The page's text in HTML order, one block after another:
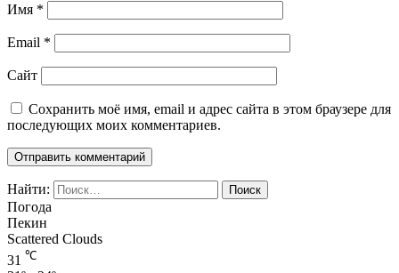
Имя *
Email *
Сайт
Сохранить моё имя, email и адрес сайта в этом браузере для
последующих моих комментариев.
Найти:
Погода
Пекин
Scattered Clouds
31 ℃